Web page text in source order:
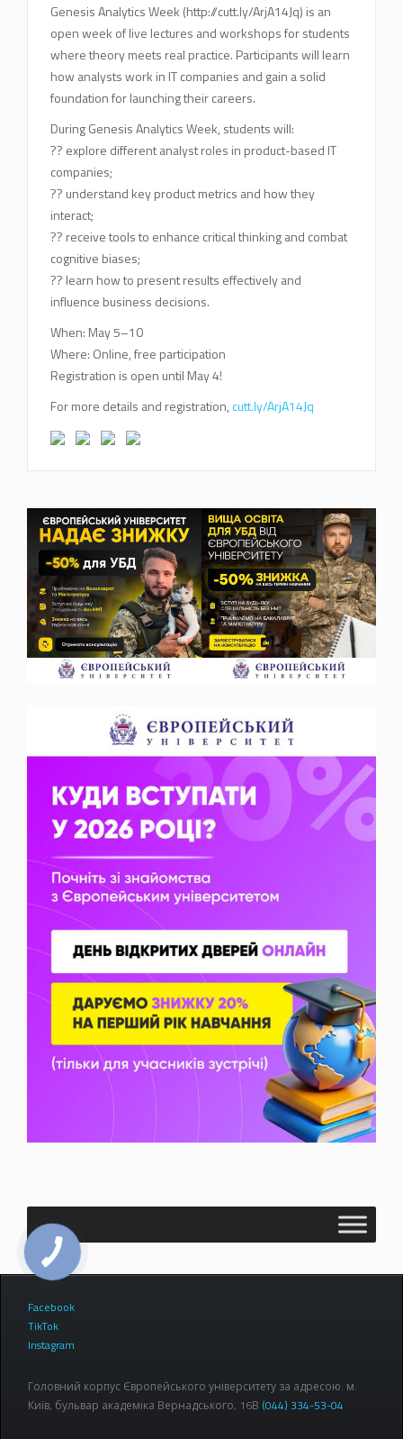
Genesis Analytics Week (http://cutt.ly/ArjA14Jq) is an
open week of live lectures and workshops for students
where theory meets real practice. Participants will learn
how analysts work in IT companies and gain a solid
foundation for launching their careers.
During Genesis Analytics Week, students will:
?? explore different analyst roles in product-based IT
companies;
?? understand key product metrics and how they
interact;
?? receive tools to enhance critical thinking and combat
cognitive biases;
?? learn how to present results effectively and
influence business decisions.
When: May 5–10
Where: Online, free participation
Registration is open until May 4!
For more details and registration,cutt.ly/ArjA14Jq
Facebook
TikTok
Instagram
Головний корпус Європейського університету за адресою: м.
Київ, бульвар академіка Вернадського, 16В (044) 334-53-04